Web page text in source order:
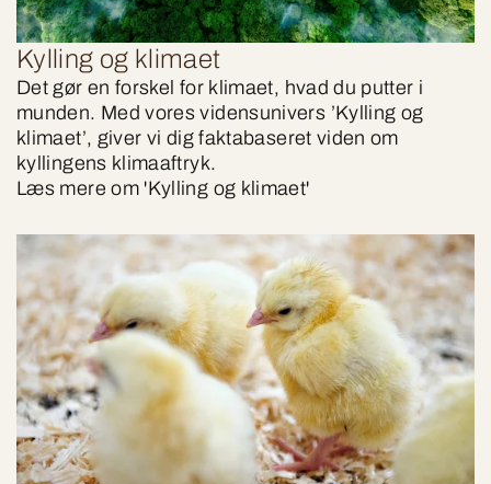
Kylling og klimaet
Det gør en forskel for klimaet, hvad du putter i
munden. Med vores vidensunivers ’Kylling og
klimaet’, giver vi dig faktabaseret viden om
kyllingens klimaaftryk.
Læs mere om 'Kylling og klimaet'